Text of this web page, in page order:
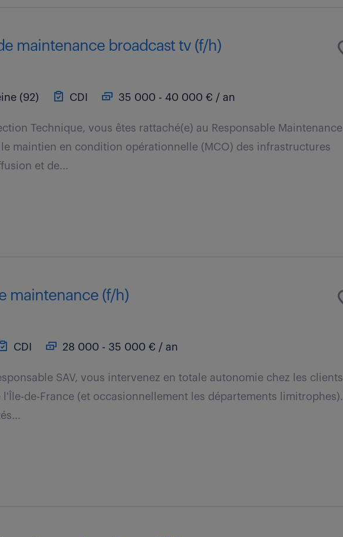
maintenance broadcast tv (f/h)
(92) CDI 35 000 - 40 000 € / an
Technique, vous êtes rattaché(e) au Responsable Maintenance
le maintien en condition opérationnelle (MCO) des infrastructures
et de...
maintenance (f/h)
CDI 28 000 - 35 000 € / an
SAV, vous intervenez en totale autonomie chez les clients
de-France (et occasionnellement les départements limitrophes).